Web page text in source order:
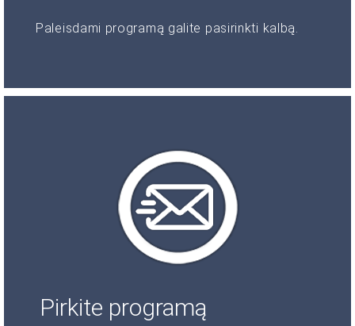
Paleisdami programą galite pasirinkti kalbą.
Pirkite programą